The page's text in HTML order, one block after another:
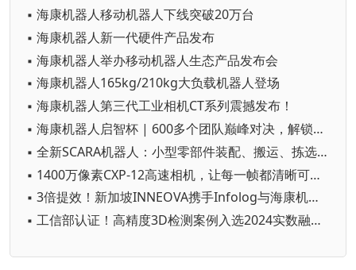
▪ 海康机器人移动机器人下线突破20万台
▪ 海康机器人新一代硬件产品发布
▪ 海康机器人举办移动机器人生态产品发布会
▪ 海康机器人165kg/210kg大负载机器人登场
▪ 海康机器人第三代工业相机CT系列震撼发布！
▪ 海康机器人启智杯 | 600多个团队巅峰对决，解锁视觉新力量
▪ 全新SCARA机器人：小型零部件装配、搬运、拣选一“手”搞定
▪ 1400万像素CXP-12高速相机，让每一帧都清晰可见！
▪ 3倍提效！新加坡INNEOVA携手Infolog与海康机器人重塑仓储格局
▪ 工信部认证！高精度3D检测案例入选2024实数融合典型案例名单